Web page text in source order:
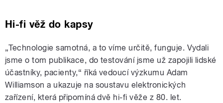
Hi-fi věž do kapsy
„Technologie samotná, a to víme určitě, funguje. Vydali
jsme o tom publikace, do testování jsme už zapojili lidské
účastníky, pacienty,“ říká vedoucí výzkumu Adam
Williamson a ukazuje na soustavu elektronických
zařízení, která připomíná dvě hi-fi věže z 80. let.